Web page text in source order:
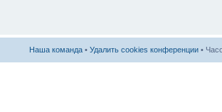
Наша команда • Удалить cookies конференции •